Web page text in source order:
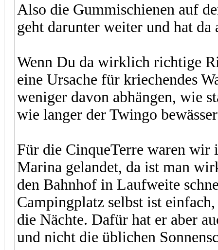
Also die Gummischienen auf
geht darunter weiter und hat
Wenn Du da wirklich richtige
eine Ursache für kriechendes
weniger davon abhängen, wie
wie langer der Twingo
Für die CinqueTerre waren
Marina gelandet, da ist man
den Bahnhof in Laufweite
Campingplatz selbst ist
die Nächte. Dafür hat er aber
und nicht die üblichen